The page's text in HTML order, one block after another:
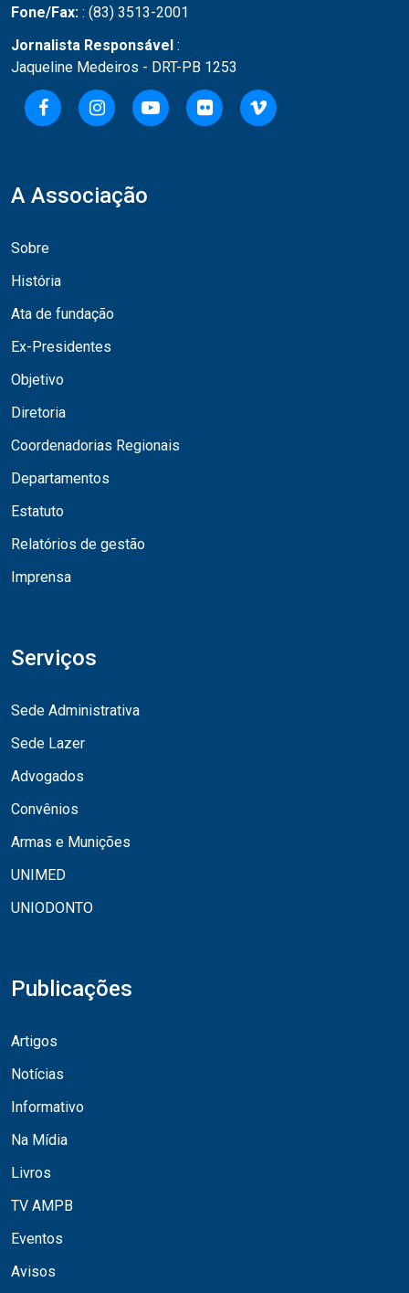
Fone/Fax: : (83) 3513-2001
Jornalista Responsável :
Jaqueline Medeiros - DRT-PB 1253
A Associação
Sobre
História
Ata de fundação
Ex-Presidentes
Objetivo
Diretoria
Coordenadorias Regionais
Departamentos
Estatuto
Relatórios de gestão
Imprensa
Serviços
Sede Administrativa
Sede Lazer
Advogados
Convênios
Armas e Munições
UNIMED
UNIODONTO
Publicações
Artigos
Notícias
Informativo
Na Mídia
Livros
TV AMPB
Eventos
Avisos